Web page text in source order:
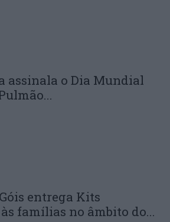
assinala o Dia Mundial
entrega Kits
famílias no âmbito do...